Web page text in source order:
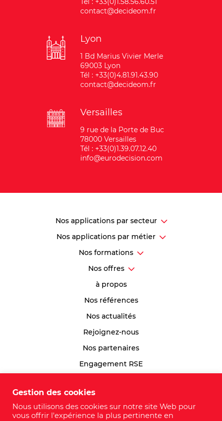
contact@decideom.fr
Lyon
1 Bd Marius Vivier Merle
69003 Lyon
Tél : +33(0)4.81.91.43.90
contact@decideom.fr
Versailles
9 rue de la Porte de Buc
78000 Versailles
Tél : +33(0)1.39.07.12.40
info@eurodecision.com
Nos applications par secteur
Nos applications par métier
Nos formations
Nos offres
à propos
Nos références
Nos actualités
Rejoignez-nous
Nos partenaires
Engagement RSE
Plan du site
Gestion des cookies
Nous utilisons des cookies sur notre site Web pour
vous offrir l'expérience la plus pertinente en